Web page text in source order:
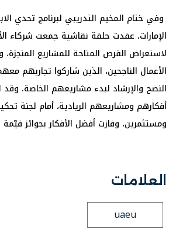
وفي ختام المخيم التدريبي لبرنامج تحدي
الإمارات، عقدت حلقة نقاشية جمعت شركاء
لاستعراض الفرص المتاحة للمشاريع المنجزة،
الأعمال الناجحين، الذين شاركوا تجاربهم
النصح والإرشاد لبدء مشاريعهم الخاصة.
أفكارهم ومشاريعهم الريادية، أمام لجنة
ومستثمرين، وفازت أفضل الأفكار بجوائز
العلامات
uaeu